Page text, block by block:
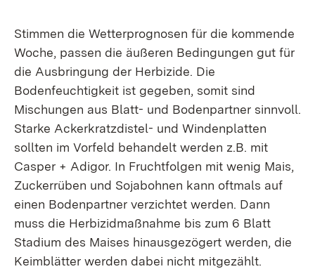
Stimmen die Wetterprognosen für die kommende
Woche, passen die äußeren Bedingungen gut für
die Ausbringung der Herbizide. Die
Bodenfeuchtigkeit ist gegeben, somit sind
Mischungen aus Blatt- und Bodenpartner sinnvoll.
Starke Ackerkratzdistel- und Windenplatten
sollten im Vorfeld behandelt werden z.B. mit
Casper + Adigor. In Fruchtfolgen mit wenig Mais,
Zuckerrüben und Sojabohnen kann oftmals auf
einen Bodenpartner verzichtet werden. Dann
muss die Herbizidmaßnahme bis zum 6 Blatt
Stadium des Maises hinausgezögert werden, die
Keimblätter werden dabei nicht mitgezählt.